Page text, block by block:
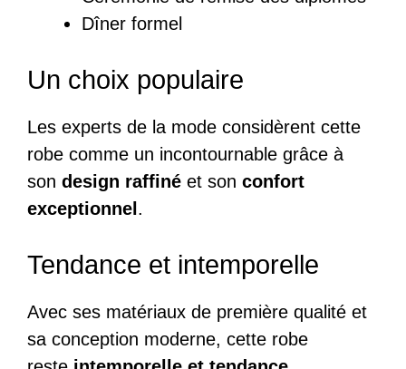
Dîner formel
Un choix populaire
Les experts de la mode considèrent cette
robe comme un incontournable grâce à
son design raffiné et son confort
exceptionnel .
Tendance et intemporelle
Avec ses matériaux de première qualité et
sa conception moderne, cette robe